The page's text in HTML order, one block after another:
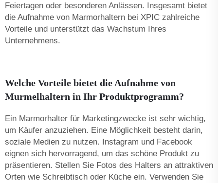
Feiertagen oder besonderen Anlässen. Insgesamt bietet
die Aufnahme von Marmorhaltern bei XPIC zahlreiche
Vorteile und unterstützt das Wachstum Ihres
Unternehmens.
Welche Vorteile bietet die Aufnahme von
Murmelhaltern in Ihr Produktprogramm?
Ein Marmorhalter für Marketingzwecke ist sehr wichtig,
um Käufer anzuziehen. Eine Möglichkeit besteht darin,
soziale Medien zu nutzen. Instagram und Facebook
eignen sich hervorragend, um das schöne Produkt zu
präsentieren. Stellen Sie Fotos des Halters an attraktiven
Orten wie Schreibtisch oder Küche ein. Verwenden Sie